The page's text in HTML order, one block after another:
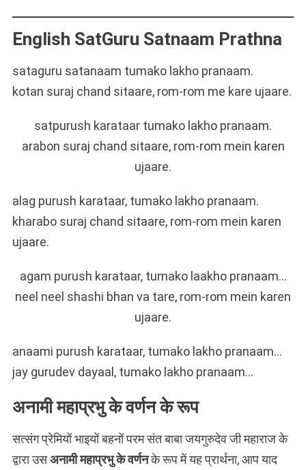
English SatGuru Satnaam Prathna
sataguru satanaam tumako lakho pranaam.
kotan suraj chand sitaare, rom-rom me kare ujaare.
satpurush karataar tumako lakho pranaam.
arabon suraj chand sitaare, rom-rom mein karen
ujaare.
alag purush karataar, tumako lakho pranaam.
kharabo suraj chand sitaare, rom-rom mein karen
ujaare.
agam purush karataar, tumako laakho pranaam…
neel neel shashi bhan va tare, rom-rom mein karen
ujaare.
anaami purush karataar, tumako lakho pranaam…
jay gurudev dayaal, tumako lakho pranaam…
अनामी महाप्रभु के वर्णन के रूप
सत्संग प्रेमियों भाइयों बहनों परम संत बाबा जयगुरुदेव जी महाराज के
द्वारा उसअनामी महाप्रभु के वर्णनके रूप में यह प्रार्थना, आप याद